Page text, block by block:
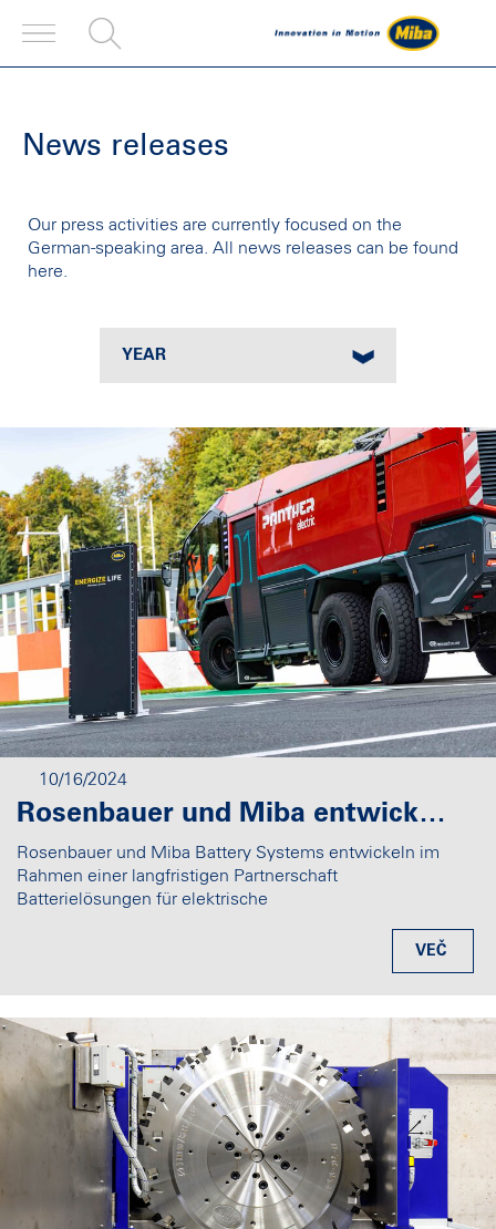
News releases
Our press activities are currently focused on the
German-speaking area. All news releases can be found
here.
10/16/2024
Rosenbauer und Miba entwickeln Batterien für Sondereinsatzfahrzeuge - Oberösterreichische Leitbetriebe setzen deutliches Signal für E-Mobilität
Rosenbauer und Miba Battery Systems entwickeln im
Rahmen einer langfristigen Partnerschaft
Batterielösungen für elektrische
VEČ